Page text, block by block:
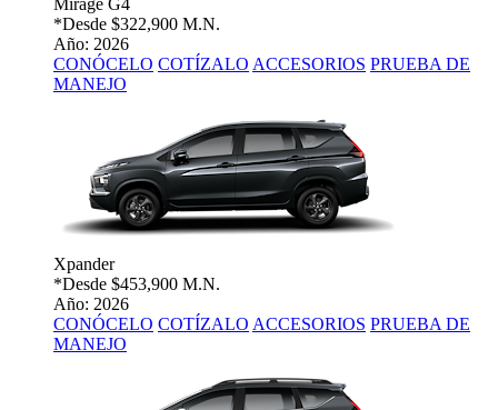
Mirage G4
*Desde $322,900 M.N.
Año: 2026
CONÓCELO COTÍZALO ACCESORIOS PRUEBA DE
MANEJO
Xpander
*Desde $453,900 M.N.
Año: 2026
CONÓCELO COTÍZALO ACCESORIOS PRUEBA DE
MANEJO